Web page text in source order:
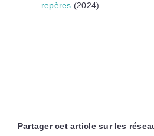
repères (2024).
Partager cet article sur les